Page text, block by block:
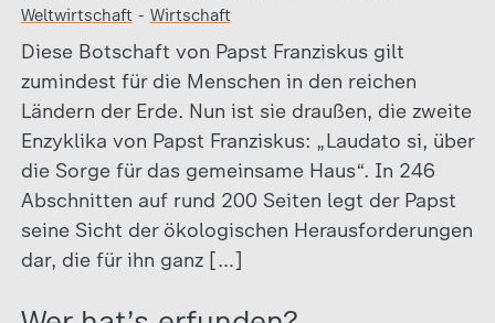
Weltwirtschaft - Wirtschaft
Diese Botschaft von Papst Franziskus gilt
zumindest für die Menschen in den reichen
Ländern der Erde. Nun ist sie draußen, die zweite
Enzyklika von Papst Franziskus: „Laudato si, über
die Sorge für das gemeinsame Haus“. In 246
Abschnitten auf rund 200 Seiten legt der Papst
seine Sicht der ökologischen Herausforderungen
dar, die für ihn ganz […]